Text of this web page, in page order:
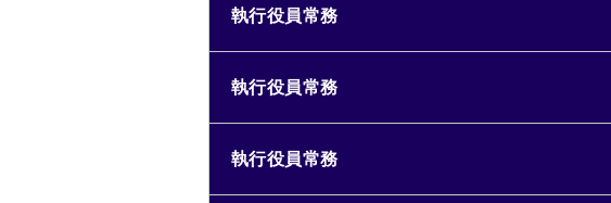
執行役員常務
執行役員常務
執行役員常務